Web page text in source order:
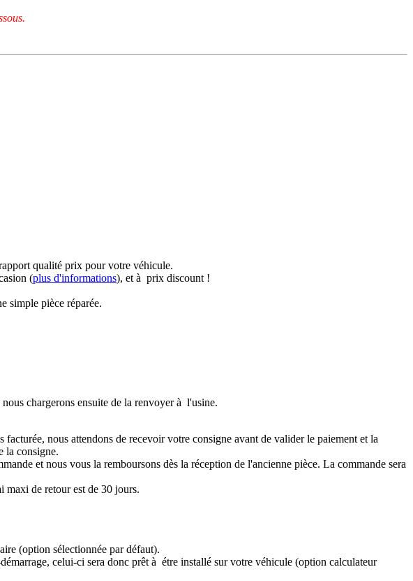
qualité prix pour votre véhicule.
(plus d'informations), et à prix discount !
simple pièce réparée.
chargerons ensuite de la renvoyer à l'usine.
nous attendons de recevoir votre consigne avant de valider le paiement et la
la consigne.
et nous vous la remboursons dès la réception de l'ancienne pièce. La commande sera
maxi de retour est de 30 jours.
(option sélectionnée par défaut).
celui-ci sera donc prêt à étre installé sur votre véhicule (option calculateur